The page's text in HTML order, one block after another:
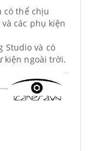
có thể chịu
các phụ kiện
Studio và có
kiện ngoài trời.